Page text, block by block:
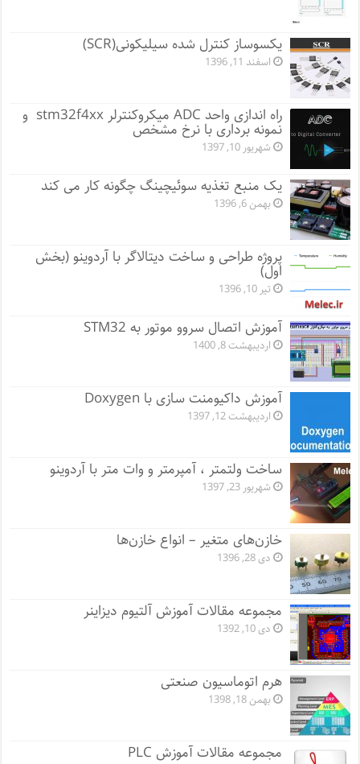
یکسوساز کنترل شده سیلیکونی(SCR)
اسفند 11, 1396
راه اندازی واحد ADC میکروکنترلر stm32f4xx و
نمونه برداری با نرخ مشخص
شهریور 10, 1397
یک منبع تغذیه سوئیچینگ چگونه کار می کند
بهمن 6, 1396
پروژه طراحی و ساخت دیتالاگر با آردوینو (بخش
اول)
تیر 10, 1396
آموزش اتصال سروو موتور به STM32
اردیبهشت 8, 1400
آموزش داکیومنت سازی با Doxygen
اردیبهشت 12, 1397
ساخت ولتمتر ، آمپرمتر و وات متر با آردوینو
شهریور 23, 1397
خازن‌های متغیر – انواع خازن‌ها
دی 28, 1396
مجموعه مقالات آموزش آلتیوم دیزاینر
دی 10, 1392
هرم اتوماسیون صنعتی
بهمن 18, 1398
مجموعه مقالات آموزش PLC